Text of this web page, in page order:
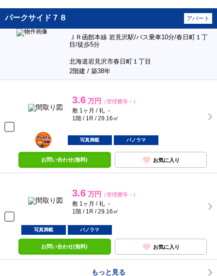
パークサイド７８ アパート
ＪＲ函館本線 岩見沢駅/バス乗車10分/春日町１丁
目/徒歩5分
北海道岩見沢市春日町１丁目
2階建 / 築38年
3.6 万円 （管理費等－）
敷 1ヶ月 / 礼 －
1階 / 1R / 29.16㎡
ポンタ
部屋
写真満載 パノラマ
お問い合わせ(無料) お気に入り
3.6 万円 （管理費等－）
敷 1ヶ月 / 礼 －
1階 / 1R / 29.16㎡
写真満載 パノラマ
お問い合わせ(無料) お気に入り
もっと見る